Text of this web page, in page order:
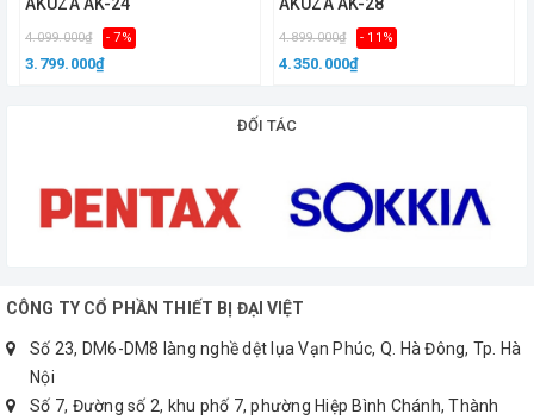
6. Tiêu chuẩn chống nước: IPX6
7. Hằng số đo khoảng cách:
9. Kích thước( L x H x W): 215mm x 140mm x
Sản Phẩm Chính Hãng.
Giá Cả Tốt Nhất.
4.099.000₫ - 7%
3.799.000₫
4.899.000₫ - 11%
4.350.000₫
ĐỐI TÁC
CÔNG TY CỔ PHẦN THIẾT BỊ ĐẠI VIỆT
Số 23, DM6-DM8 làng nghề dệt lụa Vạn Phúc, Q. Hà Đông, Tp. Hà
Nội
Số 7, Đường số 2, khu phố 7, phường Hiệp Bình Chánh, Thành